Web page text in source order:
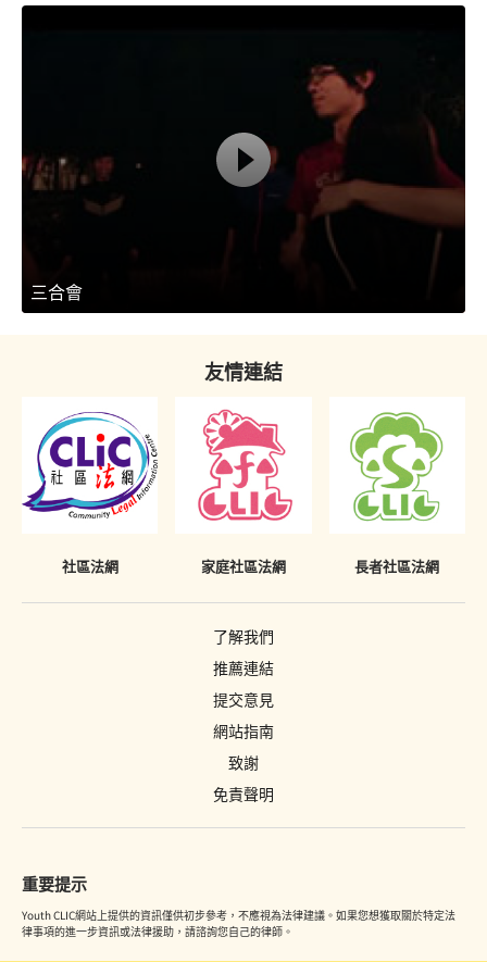
三合會
友情連結
社區法網 家庭社區法網 長者社區法網
了解我們
推薦連結
提交意見
網站指南
致謝
免責聲明
重要提示
Youth CLIC網站上提供的資訊僅供初步參考，不應視為法律建議。如果您想獲取關於特定法
律事項的進一步資訊或法律援助，請諮詢您自己的律師。